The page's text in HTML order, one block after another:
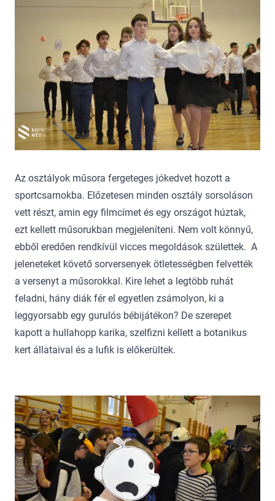
Az osztályok műsora fergeteges jókedvet hozott a
sportcsarnokba. Előzetesen minden osztály sorsoláson
vett részt, amin egy filmcímet és egy országot húztak,
ezt kellett műsorukban megjeleníteni. Nem volt könnyű,
ebből eredően rendkívül vicces megoldások születtek. A
jeleneteket követő sorversenyek ötletességben felvették
a versenyt a műsorokkal. Kire lehet a legtöbb ruhát
feladni, hány diák fér el egyetlen zsámolyon, ki a
leggyorsabb egy gurulós bébijátékon? De szerepet
kapott a hullahopp karika, szelfizni kellett a botanikus
kert állataival és a lufik is előkerültek.